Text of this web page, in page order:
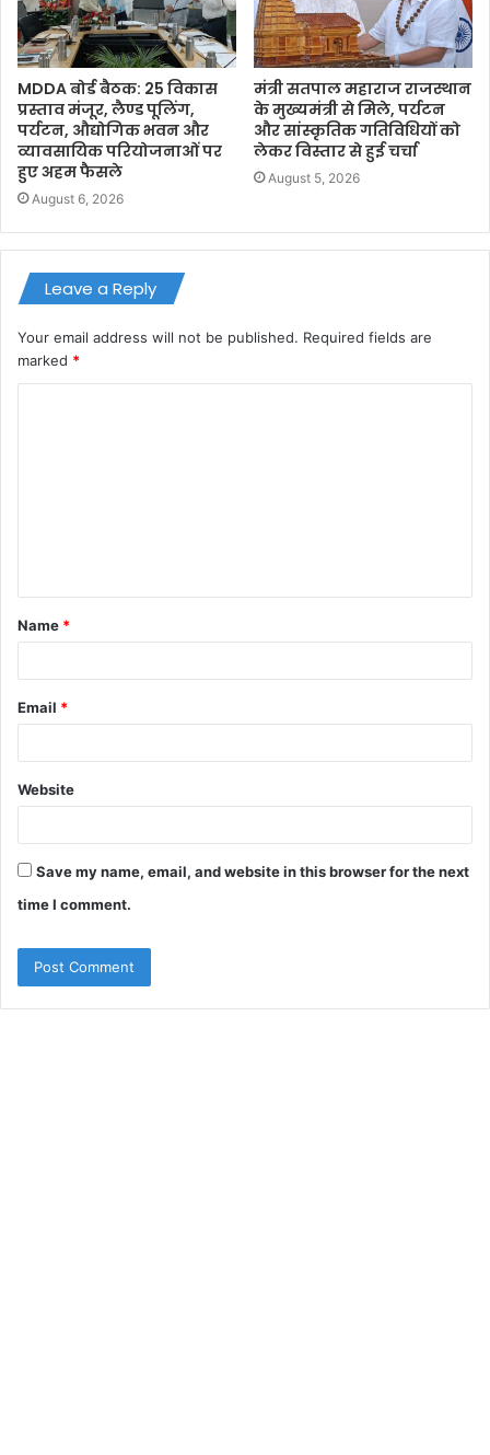
MDDA बोर्ड बैठक: 25 विकास
प्रस्ताव मंजूर, लैण्ड पूलिंग,
पर्यटन, औद्योगिक भवन और
व्यावसायिक परियोजनाओं पर
हुए अहम फैसले
August 6, 2026
मंत्री सतपाल महाराज राजस्थान
के मुख्यमंत्री से मिले, पर्यटन
और सांस्कृतिक गतिविधियों को
लेकर विस्तार से हुई चर्चा
August 5, 2026
Leave a Reply
Your email address will not be published. Required fields are
marked *
t
*
Name *
Email *
Website
Save my name, email, and website in this browser for the next
time I comment.